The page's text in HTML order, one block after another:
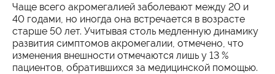
Чаще всего акромегалией заболевают между 20 и
40 годами, но иногда она встречается в возрасте
старше 50 лет. Учитывая столь медленную динамику
развития симптомов акромегалии, отмечено, что
изменения внешности отмечаются лишь у 13 %
пациентов, обратившихся за медицинской помощью.